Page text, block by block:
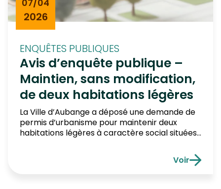
Avis d’enquête publique –
Maintien, sans modification,
de deux habitations légères
ENQUÊTES PUBLIQUES
07/04
2026
La Ville d’Aubange a déposé une demande de
permis d’urbanisme pour maintenir deux
habitations légères à caractère social situées
s’agit de renouveler l’autorisation pour deux
logements légers déjà installés. Puisque ces
Voir
Avis